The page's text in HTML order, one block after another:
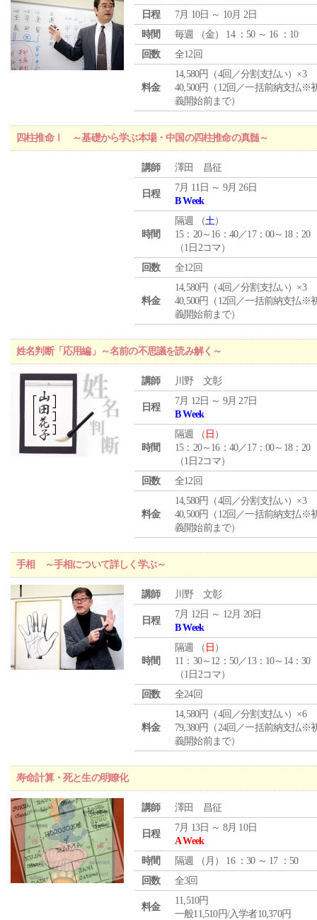
日程
7月 10日 ～ 10月 2日
時間
毎週 （金） 14 ：50 ～ 16 ：10
回数
全12回
料金
14,580円（4回／分割支払い）×3
40,500円（12回／一括前納支払※
義開始前まで）
四柱推命Ⅰ ～基礎から学ぶ本場・中国の四柱推命の真髄～
講師 澤田 昌征
日程
7月 11日 ～ 9月 26日
B Week
時間
隔週 （土）
15：20～16：40／17：00～18：20
（1日2コマ）
回数
全12回
料金
14,580円（4回／分割支払い）×3
40,500円（12回／一括前納支払※
義開始前まで）
姓名判断「応用編」～名前の不思議を読み解く～
講師 川野 文彰
日程
7月 12日 ～ 9月 27日
B Week
時間
隔週 （ 日 ）
15：20～16：40／17：00～18：20
（1日2コマ）
回数
全12回
料金
14,580円（4回／分割支払い）×3
40,500円（12回／一括前納支払※
義開始前まで）
手相 ～手相について詳しく学ぶ～
講師 川野 文彰
日程
7月 12日 ～ 12月 20日
B Week
時間
隔週 （ 日 ）
11：30～12：50／13：10～14：30
（1日2コマ）
回数
全24回
料金
14,580円（4回／分割支払い）×6
79,380円（24回／一括前納支払※
義開始前まで）
寿命計算・死と生の明瞭化
講師 澤田 昌征
日程
7月 13日 ～ 8月 10日
A Week
時間
隔週 （ 月 ） 16 ：30 ～ 17 ：50
回数
全3回
料金
11,510円
一般11,510円/入学者10,370円